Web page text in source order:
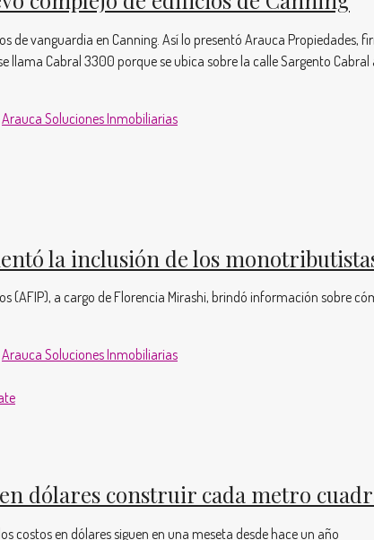
de vanguardia en Canning. Así lo presentó Arauca
llama Cabral 3300 porque se ubica sobre la calle Sargento
Arauca Soluciones Inmobiliarias
la inclusión de los
(AFIP), a cargo de Florencia Mirashi, brindó información sobre
Arauca Soluciones Inmobiliarias
en dólares construir cada metro
costos en dólares siguen en una meseta desde hace un año